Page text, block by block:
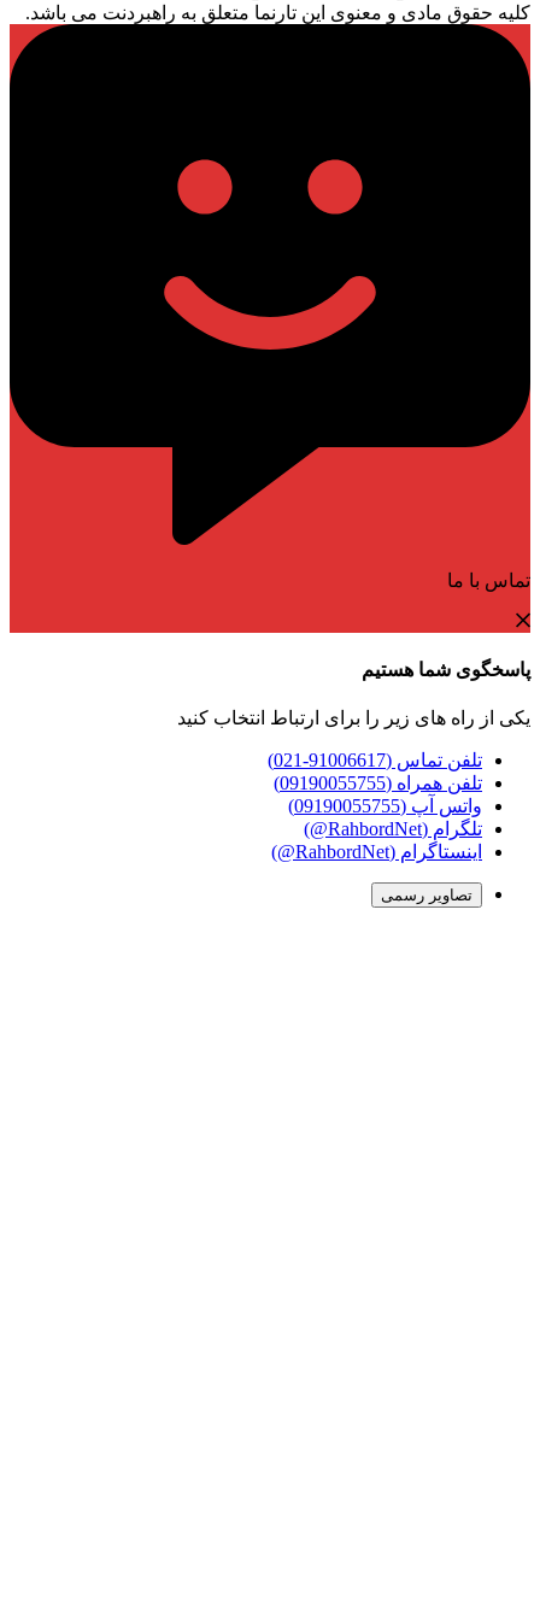
کلیه حقوق مادی و معنوی این تارنما متعلق به راهبردنت می باشد.
تماس با ما
پاسخگوی شما هستیم
یکی از راه های زیر را برای ارتباط انتخاب کنید
تلفن تماس (91006617-021)
تلفن همراه (09190055755)
واتس آپ (09190055755)
تلگرام (RahbordNet@)
اینستاگرام (RahbordNet@)
تصاویر رسمی